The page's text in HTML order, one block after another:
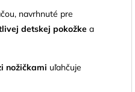
navrhnuté pre
detskej pokožke a
nožičkami uľahčuje